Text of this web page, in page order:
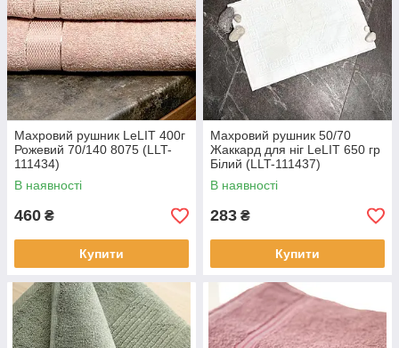
Махровий рушник LeLIT 400г
Рожевий 70/140 8075 (LLT-
111434)
В наявності
460 ₴
Купити
Махровий рушник 50/70
Жаккард для ніг LeLIT 650 гр
Білий (LLT-111437)
В наявності
283 ₴
Купити